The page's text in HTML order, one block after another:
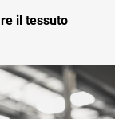
il tessuto